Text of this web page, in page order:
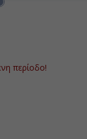
18:00
περίοδο!